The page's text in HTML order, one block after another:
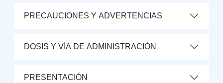
PRECAUCIONES Y ADVERTENCIAS
DOSIS Y VÍA DE ADMINISTRACIÓN
PRESENTACIÓN